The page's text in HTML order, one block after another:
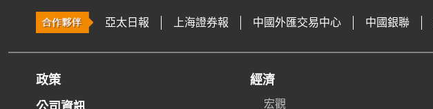
亞太日報 上海證券報 中國外匯交易中心 中國銀聯
政策
經濟
宏觀